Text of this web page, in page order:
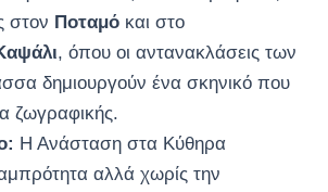
στον Ποταμό και στο
, όπου οι αντανακλάσεις των
δημιουργούν ένα σκηνικό που
ζωγραφικής.
Η Ανάσταση στα Κύθηρα
αλλά χωρίς την